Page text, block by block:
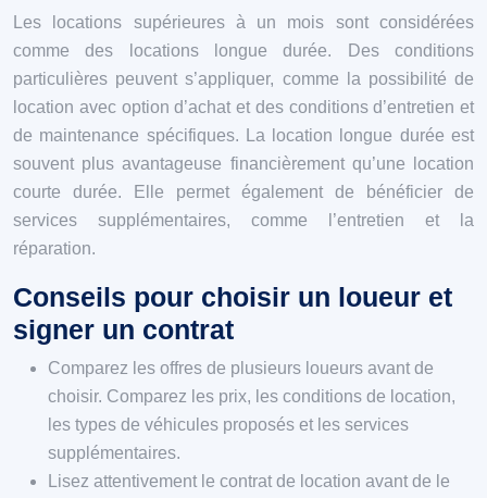
Les locations supérieures à un mois sont considérées
comme des locations longue durée. Des conditions
particulières peuvent s’appliquer, comme la possibilité de
location avec option d’achat et des conditions d’entretien et
de maintenance spécifiques. La location longue durée est
souvent plus avantageuse financièrement qu’une location
courte durée. Elle permet également de bénéficier de
services supplémentaires, comme l’entretien et la
réparation.
Conseils pour choisir un loueur et
signer un contrat
Comparez les offres de plusieurs loueurs avant de
choisir. Comparez les prix, les conditions de location,
les types de véhicules proposés et les services
supplémentaires.
Lisez attentivement le contrat de location avant de le